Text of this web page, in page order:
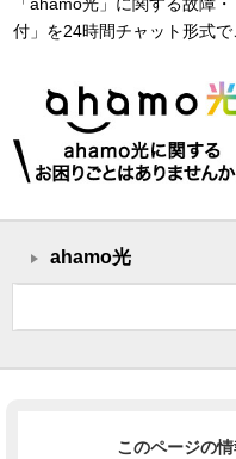
「ahamo光」に関する故障
付」を24時間チャット形式で
ahamo光
このページの